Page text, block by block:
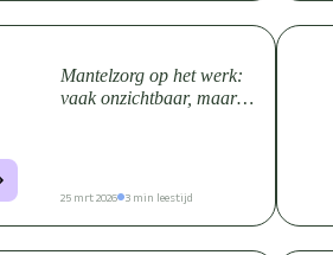
Mantelzorg op het werk:
vaak onzichtbaar, maar
25 mrt 2026 3 min leestijd